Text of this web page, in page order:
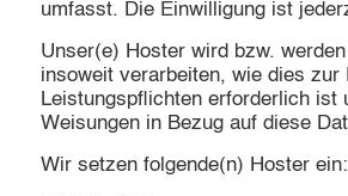
umfasst. Die Einwilligung ist
Unser(e) Hoster wird bzw.
insoweit verarbeiten, wie dies zur
Leistungspflichten erforderlich ist
Weisungen in Bezug auf diese
Wir setzen folgende(n) Hoster ein: